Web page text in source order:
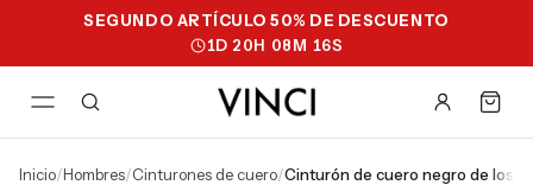
SEGUNDO ARTÍCULO 50% DE DESCUENTO
1D 20H 08M 15S
inicio/ hombres/ cinturones de cuero/ cinturón de cuero negro de los